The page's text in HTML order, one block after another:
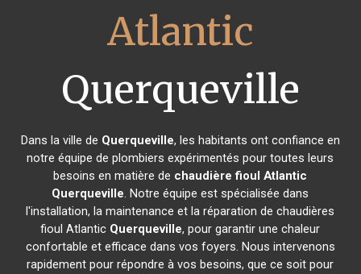
Atlantic
Querqueville
Dans la ville de Querqueville, les habitants ont confiance en
notre équipe de plombiers expérimentés pour toutes leurs
besoins en matière de chaudière fioul Atlantic
Querqueville. Notre équipe est spécialisée dans
l'installation, la maintenance et la réparation de chaudières
fioul Atlantic Querqueville, pour garantir une chaleur
confortable et efficace dans vos foyers. Nous intervenons
rapidement pour répondre à vos besoins, que ce soit pour